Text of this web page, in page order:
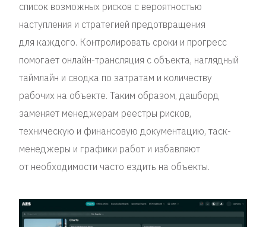
список возможных рисков с вероятностью
наступления и стратегией предотвращения
для каждого. Контролировать сроки и прогресс
помогает онлайн-трансляция с объекта, наглядный
таймлайн и сводка по затратам и количеству
рабочих на объекте. Таким образом, дашборд
заменяет менеджерам реестры рисков,
техническую и финансовую документацию, таск-
менеджеры и графики работ и избавляют
от необходимости часто ездить на объекты.